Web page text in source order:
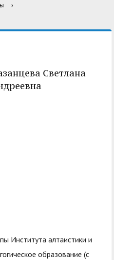
представителей)
предоставлении
академического
›
Светлана
Института алтаистики и
образование (с